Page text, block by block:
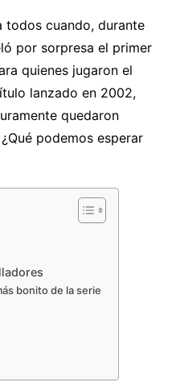
todos cuando, durante
por sorpresa el primer
quienes jugaron el
lanzado en 2002,
quedaron
podemos esperar
bonito de la serie